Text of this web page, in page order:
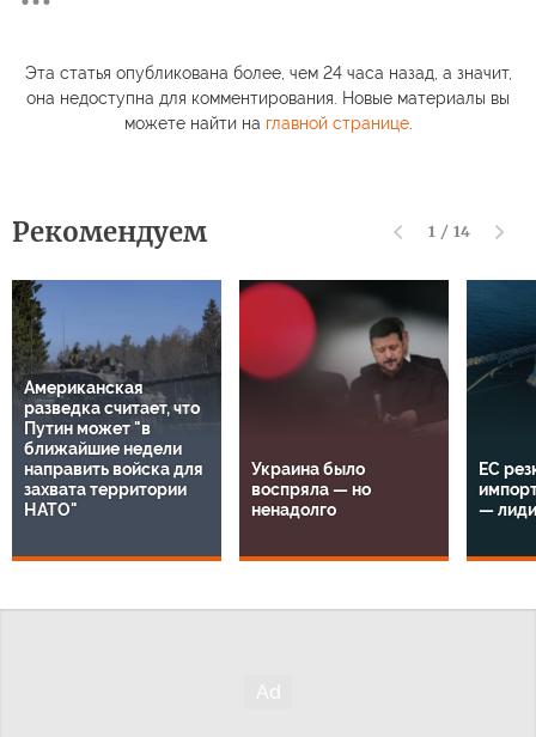
Эта статья опубликована более, чем 24 часа назад, а значит,
она недоступна для комментирования. Новые материалы вы
можете найти на главной странице.
Рекомендуем 1 / 14
Американская
разведка считает, что
Путин может "в
ближайшие недели
направить войска для
захвата территории
НАТО"
Украина было
воспряла — но
ненадолго
ЕС
—